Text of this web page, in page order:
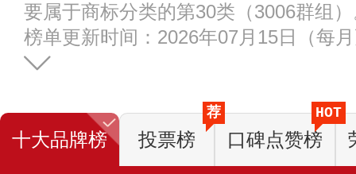
要属于商标分类的第30类（3006群组
榜单更新时间：2026年07月15日（每
十大品牌榜 投票榜
荐
口碑点赞榜
HOT